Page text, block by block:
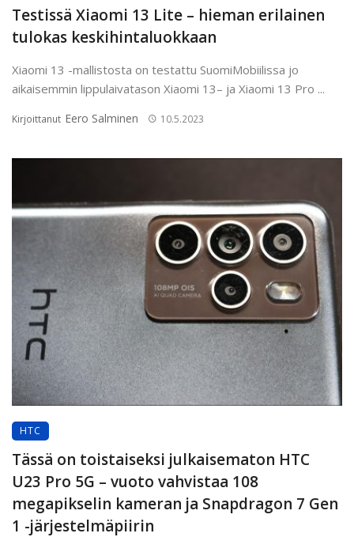
Testissä Xiaomi 13 Lite – hieman erilainen
tulokas keskihintaluokkaan
Xiaomi 13 -mallistosta on testattu SuomiMobiilissa jo
aikaisemmin lippulaivatason Xiaomi 13– ja Xiaomi 13 Pro ...
Kirjoittanut Eero Salminen 10.5.2023
HTC
Tässä on toistaiseksi julkaisematon HTC
U23 Pro 5G – vuoto vahvistaa 108
megapikselin kameran ja Snapdragon 7 Gen
1 -järjestelmäpiirin